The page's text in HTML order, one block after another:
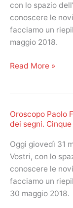
riepilogo
delle
previsioni
segni
di
ieri
con lo spazio
conoscere le
facciamo un
maggio 2018.
Oroscopo
1
giugno
2018:
le
dei
segni
Read More »
Oroscopo Paolo
dei segni.
Oggi giovedì 31
Vostri, con lo
conoscere le
facciamo un
30 maggio 2018.